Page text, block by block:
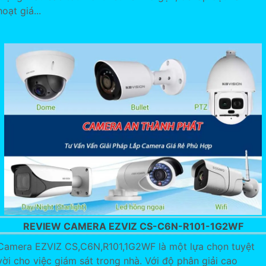
giá...
REVIEW CAMERA EZVIZ CS-C6N-R101-1G2WF
EZVIZ CS,C6N,R101,1G2WF là một lựa chọn tuyệt
cho việc giám sát trong nhà. Với độ phân giải cao